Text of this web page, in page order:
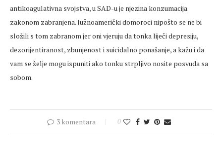
antikoagulativna svojstva, u SAD-u je njezina konzumacija
zakonom zabranjena. Južnoamerički domoroci nipošto se ne bi
složili s tom zabranom jer oni vjeruju da tonka liječi depresiju,
dezorijentiranost, zbunjenost i suicidalno ponašanje, a kažu i da
vam se želje mogu ispuniti ako tonku strpljivo nosite posvuda sa
sobom.
3 komentara 0